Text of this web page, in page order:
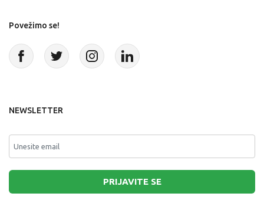
Povežimo se!
NEWSLETTER
PRIJAVITE SE